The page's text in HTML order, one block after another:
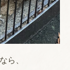
ら、